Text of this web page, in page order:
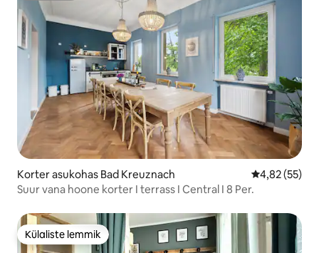
Korter asukohas Bad Kreuznach Keskmine
4,82 (55)
Suur vana hoone korter I terrass I Central I 8 Per.
Külaliste lemmik
Külaliste lemmik